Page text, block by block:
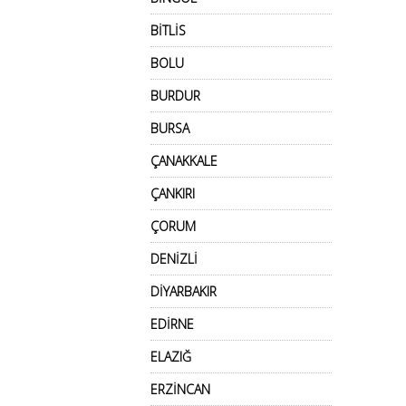
BİTLİS
BOLU
BURDUR
BURSA
ÇANAKKALE
ÇANKIRI
ÇORUM
DENİZLİ
DİYARBAKIR
EDİRNE
ELAZIĞ
ERZİNCAN